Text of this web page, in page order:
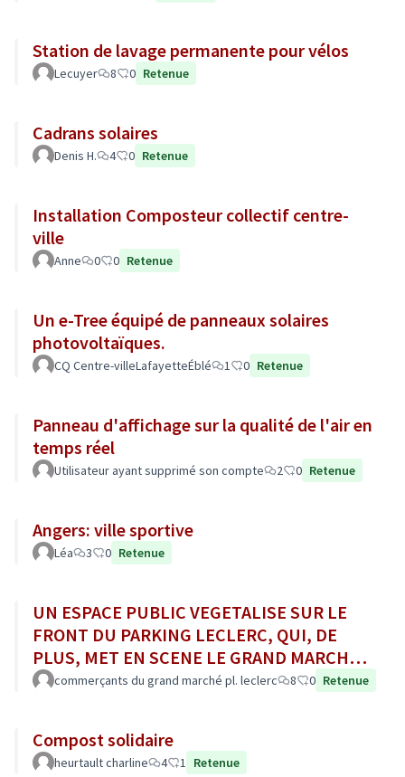
Station de lavage permanente pour vélos
Lecuyer 8 0 Retenue
Cadrans solaires
Denis H. 4 0 Retenue
Installation Composteur collectif centre-
ville
Anne 0 0 Retenue
Un e-Tree équipé de panneaux solaires
photovoltaïques.
CQ Centre-villeLafayetteÉblé 1 0 Retenue
Panneau d'affichage sur la qualité de l'air en
temps réel
Utilisateur ayant supprimé son compte 2 0 Retenue
Angers: ville sportive
Léa 3 0 Retenue
UN ESPACE PUBLIC VEGETALISE SUR LE
FRONT DU PARKING LECLERC, QUI, DE
PLUS, MET EN SCENE LE GRAND MARCHE
AU SON DE LA CLOCHE POUR SON OUV. /
commerçants du grand marché pl. leclerc 8 0 Retenue
Compost solidaire
heurtault charline 4 1 Retenue